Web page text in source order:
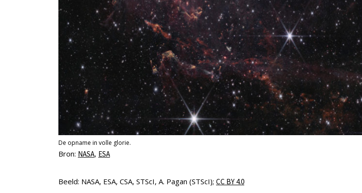
De opname in volle glorie.
Bron: NASA, ESA
Beeld: NASA, ESA, CSA, STScI, A. Pagan (STScI); CC BY 4.0